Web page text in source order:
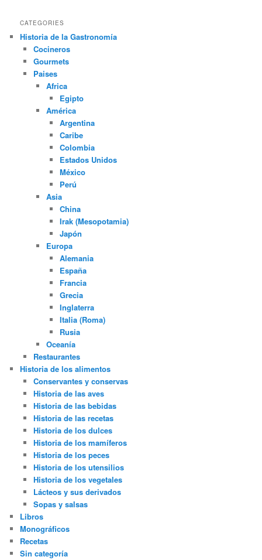
CATEGORIES
Historia de la Gastronomía
Cocineros
Gourmets
Paises
Africa
Egipto
América
Argentina
Caribe
Colombia
Estados Unidos
México
Perú
Asia
China
Irak (Mesopotamia)
Japón
Europa
Alemania
España
Francia
Grecia
Inglaterra
Italia (Roma)
Rusia
Oceanía
Restaurantes
Historia de los alimentos
Conservantes y conservas
Historia de las aves
Historia de las bebidas
Historia de las recetas
Historia de los dulces
Historia de los mamíferos
Historia de los peces
Historia de los utensilios
Historia de los vegetales
Lácteos y sus derivados
Sopas y salsas
Libros
Monográficos
Recetas
Sin categoría